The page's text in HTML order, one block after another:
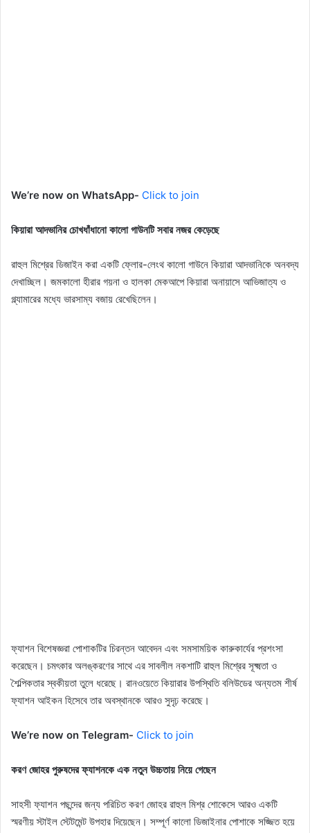
We’re now on WhatsApp- Click to join
কিয়ারা আদভানির চোখধাঁধানো কালো গাউনটি সবার নজর কেড়েছে
রাহুল মিশ্রের ডিজাইন করা একটি ফ্লোর-লেংথ কালো গাউনে কিয়ারা আদভানিকে অনবদ্য
দেখাচ্ছিল। জমকালো হীরার গয়না ও হালকা মেকআপে কিয়ারা অনায়াসে আভিজাত্য ও
গ্ল্যামারের মধ্যে ভারসাম্য বজায় রেখেছিলেন।
ফ্যাশন বিশেষজ্ঞরা পোশাকটির চিরন্তন আবেদন এবং সমসাময়িক কারুকার্যের প্রশংসা
করেছেন। চমৎকার অলঙ্করণের সাথে এর সাবলীল নকশাটি রাহুল মিশ্রের সূক্ষ্মতা ও
শৈল্পিকতার স্বকীয়তা তুলে ধরেছে। রানওয়েতে কিয়ারার উপস্থিতি বলিউডের অন্যতম শীর্ষ
ফ্যাশন আইকন হিসেবে তার অবস্থানকে আরও সুদৃঢ় করেছে।
We’re now on Telegram- Click to join
করণ জোহর পুরুষদের ফ্যাশনকে এক নতুন উচ্চতায় নিয়ে গেছেন
সাহসী ফ্যাশন পছন্দের জন্য পরিচিত করণ জোহর রাহুল মিশ্র শোকেসে আরও একটি
স্মরণীয় স্টাইল স্টেটমেন্ট উপহার দিয়েছেন। সম্পূর্ণ কালো ডিজাইনার পোশাকে সজ্জিত হয়ে